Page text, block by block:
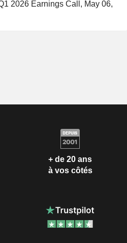
2026 Earnings Call, May 06,
+ de 20 ans
à vos côtés